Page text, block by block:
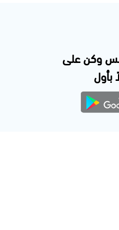
وكن على
بأول